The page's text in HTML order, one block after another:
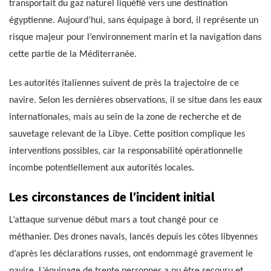
transportait du gaz naturel liquéfié vers une destination
égyptienne. Aujourd’hui, sans équipage à bord, il représente un
risque majeur pour l’environnement marin et la navigation dans
cette partie de la Méditerranée.
Les autorités italiennes suivent de près la trajectoire de ce
navire. Selon les dernières observations, il se situe dans les eaux
internationales, mais au sein de la zone de recherche et de
sauvetage relevant de la Libye. Cette position complique les
interventions possibles, car la responsabilité opérationnelle
incombe potentiellement aux autorités locales.
Les circonstances de l’incident initial
L’attaque survenue début mars a tout changé pour ce
méthanier. Des drones navals, lancés depuis les côtes libyennes
d’après les déclarations russes, ont endommagé gravement le